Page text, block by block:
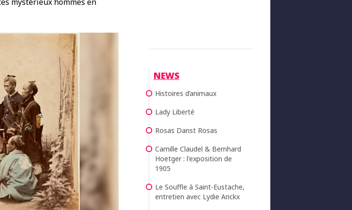
NEWS
Histoires d’animaux
Lady Liberté
Rosas Danst Rosas
Camille Claudel & Bernhard
Hoetger : l'exposition de
1905
Le Souffle à Saint-Eustache,
entretien avec Lydie Arickx